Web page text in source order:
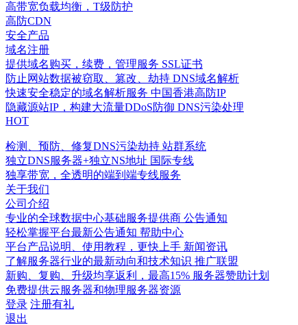
高带宽负载均衡，T级防护
高防CDN
安全产品
域名注册
提供域名购买，续费，管理服务 SSL证书
防止网站数据被窃取、篡改、劫持 DNS域名解析
快速安全稳定的域名解析服务 中国香港高防IP
隐藏源站IP，构建大流量DDoS防御 DNS污染处理
HOT
检测、预防、修复DNS污染劫持 站群系统
独立DNS服务器+独立NS地址 国际专线
独享带宽，全透明的端到端专线服务
关于我们
公司介绍
专业的全球数据中心基础服务提供商 公告通知
轻松掌握平台最新公告通知 帮助中心
平台产品说明、使用教程，更快上手 新闻资讯
了解服务器行业的最新动向和技术知识 推广联盟
新购、复购、升级均享返利，最高15% 服务器赞助计划
免费提供云服务器和物理服务器资源
登录 注册有礼
退出